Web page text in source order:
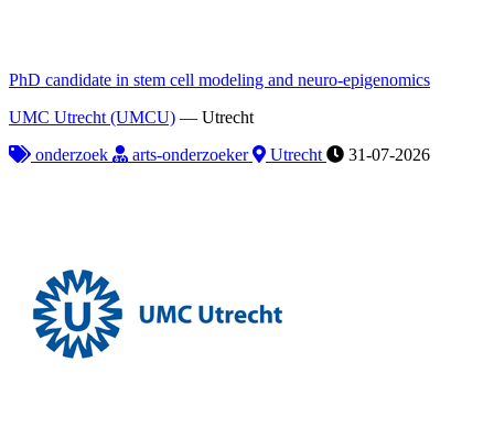
PhD candidate in stem cell modeling and neuro-epigenomics
UMC Utrecht (UMCU) — Utrecht
onderzoek
arts-onderzoeker Utrecht 31-07-2026